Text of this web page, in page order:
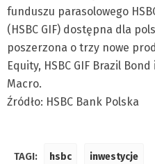
funduszu parasolowego
(HSBC GIF) dostępna dla
poszerzona o trzy nowe
Equity, HSBC GIF Brazil
Macro.
Źródło: HSBC Bank Polska
TAGI: hsbc inwestycje